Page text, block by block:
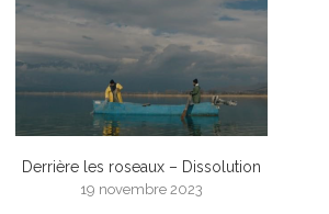
Derrière les roseaux – Dissolution
19 novembre 2023